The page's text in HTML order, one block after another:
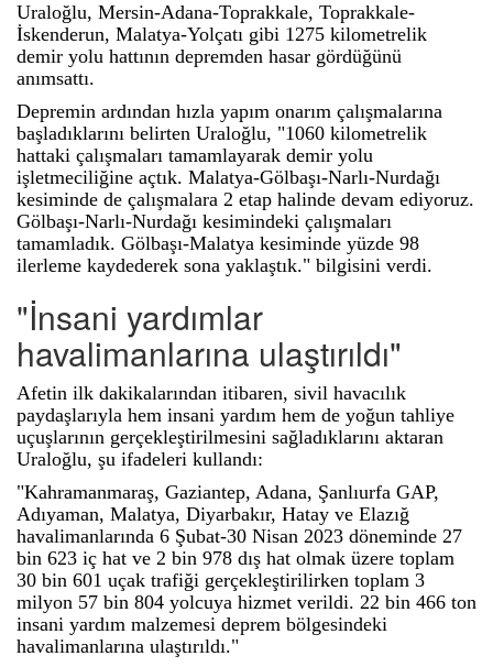
Uraloğlu, Mersin-Adana-Toprakkale, Toprakkale-
İskenderun, Malatya-Yolçatı gibi 1275 kilometrelik
demir yolu hattının depremden hasar gördüğünü
anımsattı.
Depremin ardından hızla yapım onarım çalışmalarına
başladıklarını belirten Uraloğlu, "1060 kilometrelik
hattaki çalışmaları tamamlayarak demir yolu
işletmeciliğine açtık. Malatya-Gölbaşı-Narlı-Nurdağı
kesiminde de çalışmalara 2 etap halinde devam ediyoruz.
Gölbaşı-Narlı-Nurdağı kesimindeki çalışmaları
tamamladık. Gölbaşı-Malatya kesiminde yüzde 98
ilerleme kaydederek sona yaklaştık." bilgisini verdi.
"İnsani yardımlar
havalimanlarına ulaştırıldı"
Afetin ilk dakikalarından itibaren, sivil havacılık
paydaşlarıyla hem insani yardım hem de yoğun tahliye
uçuşlarının gerçekleştirilmesini sağladıklarını aktaran
Uraloğlu, şu ifadeleri kullandı:
"Kahramanmaraş, Gaziantep, Adana, Şanlıurfa GAP,
Adıyaman, Malatya, Diyarbakır, Hatay ve Elazığ
havalimanlarında 6 Şubat-30 Nisan 2023 döneminde 27
bin 623 iç hat ve 2 bin 978 dış hat olmak üzere toplam
30 bin 601 uçak trafiği gerçekleştirilirken toplam 3
milyon 57 bin 804 yolcuya hizmet verildi. 22 bin 466 ton
insani yardım malzemesi deprem bölgesindeki
havalimanlarına ulaştırıldı."